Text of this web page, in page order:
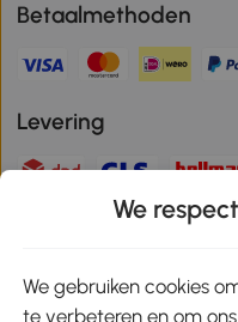
Betaalmethoden
Levering
We
We gebruiken cookies
te verbeteren en om